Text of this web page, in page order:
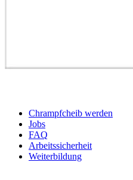
Chrampfcheib werden
Jobs
FAQ
Arbeitssicherheit
Weiterbildung